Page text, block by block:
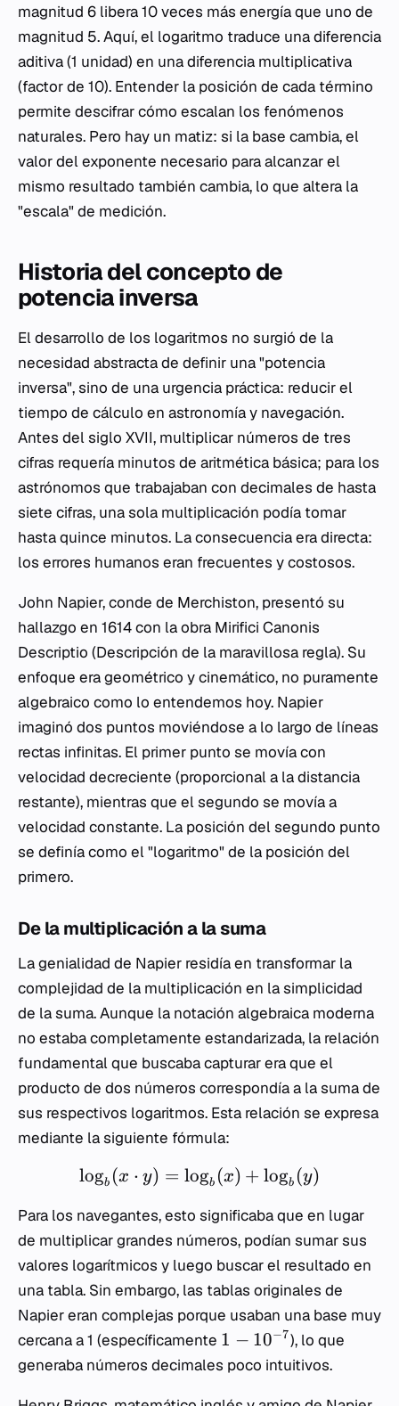
magnitud 6 libera 10 veces más energía que uno de
magnitud 5. Aquí, el logaritmo traduce una diferencia
aditiva (1 unidad) en una diferencia multiplicativa
(factor de 10). Entender la posición de cada término
permite descifrar cómo escalan los fenómenos
naturales. Pero hay un matiz: si la base cambia, el
valor del exponente necesario para alcanzar el
mismo resultado también cambia, lo que altera la
"escala" de medición.
Historia del concepto de
potencia inversa
El desarrollo de los logaritmos no surgió de la
necesidad abstracta de definir una "potencia
inversa", sino de una urgencia práctica: reducir el
tiempo de cálculo en astronomía y navegación.
Antes del siglo XVII, multiplicar números de tres
cifras requería minutos de aritmética básica; para los
astrónomos que trabajaban con decimales de hasta
siete cifras, una sola multiplicación podía tomar
hasta quince minutos. La consecuencia era directa:
los errores humanos eran frecuentes y costosos.
John Napier, conde de Merchiston, presentó su
hallazgo en 1614 con la obra Mirifici Canonis
Descriptio (Descripción de la maravillosa regla). Su
enfoque era geométrico y cinemático, no puramente
algebraico como lo entendemos hoy. Napier
imaginó dos puntos moviéndose a lo largo de líneas
rectas infinitas. El primer punto se movía con
velocidad decreciente (proporcional a la distancia
restante), mientras que el segundo se movía a
velocidad constante. La posición del segundo punto
se definía como el "logaritmo" de la posición del
primero.
De la multiplicación a la suma
La genialidad de Napier residía en transformar la
complejidad de la multiplicación en la simplicidad
de la suma. Aunque la notación algebraica moderna
no estaba completamente estandarizada, la relación
fundamental que buscaba capturar era que el
producto de dos números correspondía a la suma de
sus respectivos logaritmos. Esta relación se expresa
mediante la siguiente fórmula:
logb (x ⋅ y) = logb (x) + logb (y)
Para los navegantes, esto significaba que en lugar
de multiplicar grandes números, podían sumar sus
valores logarítmicos y luego buscar el resultado en
una tabla. Sin embargo, las tablas originales de
Napier eran complejas porque usaban una base muy
cercana a 1 (específicamente 1 − 10−7), lo que
generaba números decimales poco intuitivos.